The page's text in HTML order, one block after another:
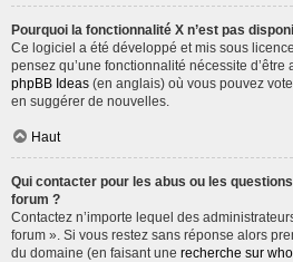
Pourquoi la fonctionnalité X n’est pas
Ce logiciel a été développé et mis sous
pensez qu’une fonctionnalité nécessite d’être
phpBB Ideas (en anglais) où vous pouvez
en suggérer de nouvelles.
Haut
Qui contacter pour les abus ou les
forum ?
Contactez n’importe lequel des
forum ». Si vous restez sans réponse alors
du domaine (en faisant une recherche sur